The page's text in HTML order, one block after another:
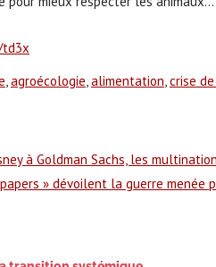
, agroécologie, alimentation, crise
à Goldman Sachs, les
» dévoilent la guerre